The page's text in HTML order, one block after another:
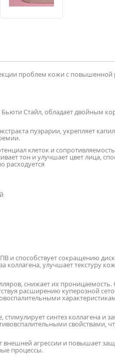
проблем кожи с повышенной
Бьюти Стайл, обладает двойным
пуэрарии, укрепляет
клеток и
тон и улучшает цвет лица,
расходуется
и способствует сокращению
коллагена, улучшает текстуру
снижает их проницаемость.
расширению куперозной
синтез коллагена и
свойствами,
внешней агрессии и повышает
процессы.